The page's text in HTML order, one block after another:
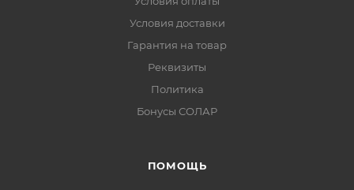
Условия доставки
Гарантия на товар
Реквизиты
Политика
Бонусы СОЛАР
ПОМОЩЬ